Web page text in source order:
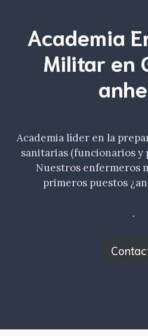
Academia
Militar en
Academia líder en la
sanitarias (funcionarios y
Nuestros enfermeros
primeros puestos
.